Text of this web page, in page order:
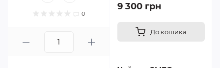
0
9 300 грн
До кошика